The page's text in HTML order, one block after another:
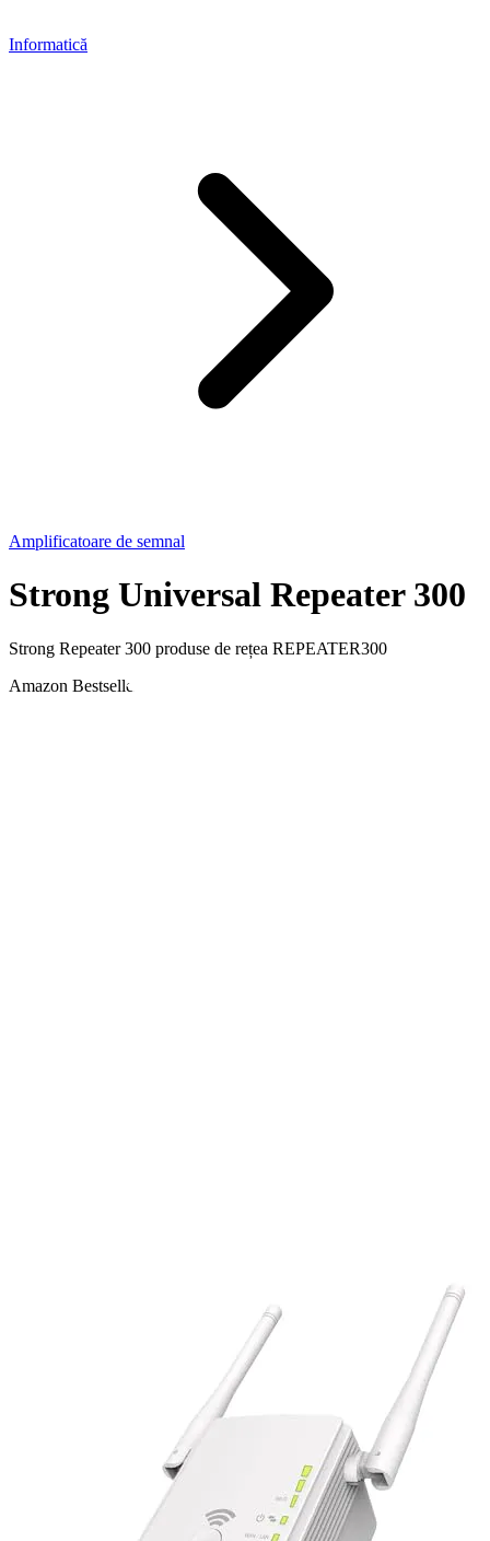
Informatică
Amplificatoare de semnal
Strong Universal Repeater 300
Strong Repeater 300 produse de rețea REPEATER300
Amazon Bestseller